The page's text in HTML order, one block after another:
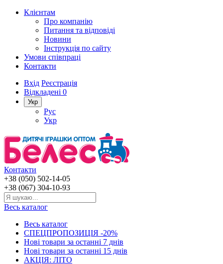
Клієнтам
Про компанію
Питання та відповіді
Новини
Інструкція по сайту
Умови співпраці
Контакти
Вхід Реєстрація
Відкладені 0
Укр
Рус
Укр
Контакти
+38 (050) 502-14-05
+38 (067) 304-10-93
Весь каталог
Весь каталог
СПЕЦПРОПОЗИЦІЯ -20%
Нові товари за останнi 7 днiв
Нові товари за останнi 15 днiв
АКЦІЯ: ЛІТО